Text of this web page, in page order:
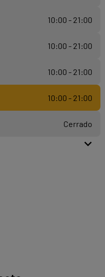
10:00 - 21:00
10:00 - 21:00
10:00 - 21:00
10:00 - 21:00
Cerrado